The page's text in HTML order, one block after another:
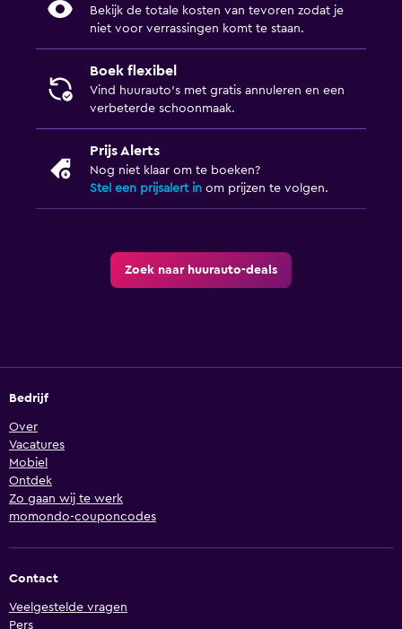
Bekijk de totale kosten van tevoren zodat je
niet voor verrassingen komt te staan.
Boek flexibel
Vind huurauto's met gratis annuleren en een
verbeterde schoonmaak.
Prijs Alerts
Nog niet klaar om te boeken?
Stel een prijsalert in om prijzen te volgen.
Zoek naar huurauto-deals
Bedrijf
Over
Vacatures
Mobiel
Ontdek
Zo gaan wij te werk
momondo-couponcodes
Contact
Veelgestelde vragen
Pers